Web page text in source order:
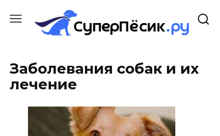
содержанию
Заболевания собак и их
лечение